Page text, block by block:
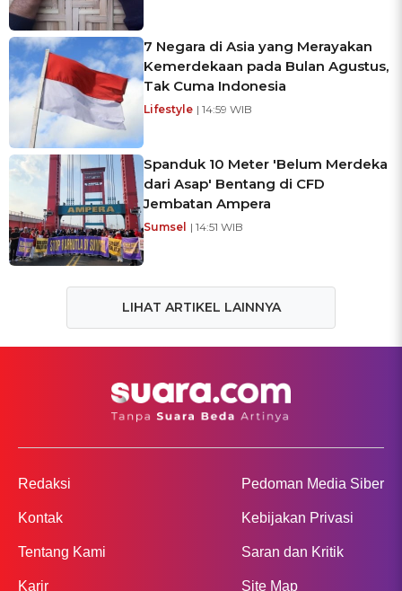
7 Negara di Asia yang Merayakan
Kemerdekaan pada Bulan Agustus,
Tak Cuma Indonesia
Lifestyle | 14:59 WIB
Spanduk 10 Meter 'Belum Merdeka
dari Asap' Bentang di CFD
Jembatan Ampera
Sumsel | 14:51 WIB
LIHAT ARTIKEL LAINNYA
Redaksi
Kontak
Tentang Kami
Karir
Pedoman Media Siber
Kebijakan Privasi
Saran dan Kritik
Site Map